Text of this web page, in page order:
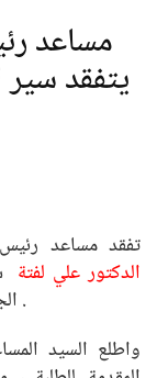
مساعد
يتفقد سير
تفقد مساعد رئيس
الدكتور علي لفتة
الجميلة للوقوف على الاستعدادات المقدمة للطلبة .
واطلع السيد